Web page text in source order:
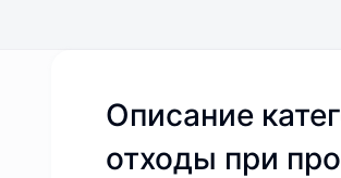
Описание
отходы при